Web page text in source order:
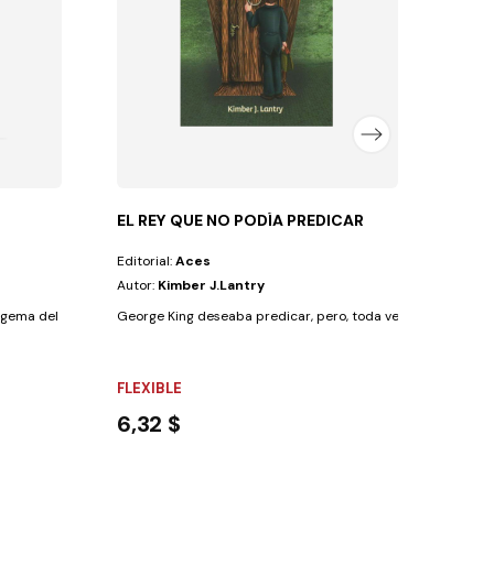
del pensamiento que da a conocer la voluntad...
EL REY QUE NO PODÍA PREDICAR
Editorial:Aces
Autor: Kimber J.Lantry
George King deseaba predicar, pero, toda vez que
FLEXIBLE
6,32 $